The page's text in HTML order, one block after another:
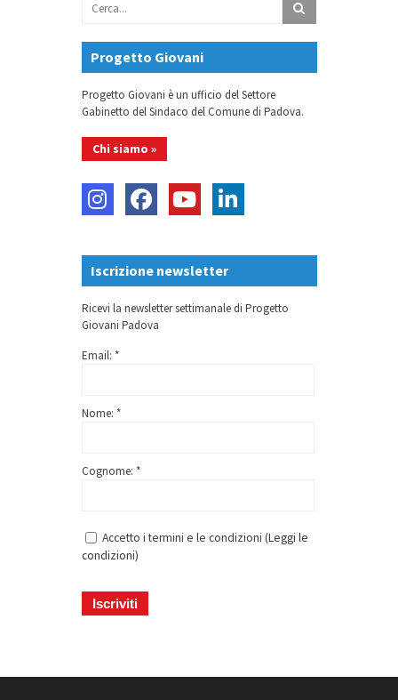
Progetto Giovani
Progetto Giovani è un ufficio del Settore
Gabinetto del Sindaco del Comune di Padova.
Chi siamo »
Iscrizione newsletter
Ricevi la newsletter settimanale di Progetto
Giovani Padova
Email: *
Nome: *
Cognome: *
Accetto i termini e le condizioni (Leggi le
condizioni)